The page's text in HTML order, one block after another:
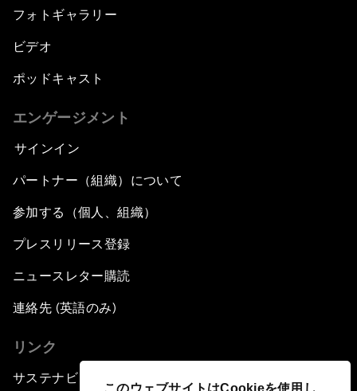
このウェブサイトはCookieを使用し
フォトギャラリー
ビデオ
ポッドキャスト
エンゲージメント
サインイン
パートナー（組織）について
参加する（個人、組織）
プレスリリース登録
ニュースレター購読
連絡先 (英語のみ)
リンク
サステナビリティへの取り組み